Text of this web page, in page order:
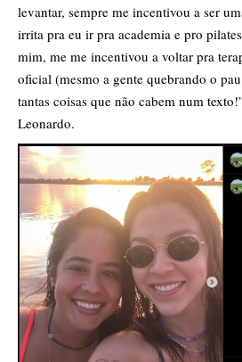
levantar, sempre me incentivou a ser
irrita pra eu ir pra academia e pro
mim, me me incentivou a voltar pra
oficial (mesmo a gente quebrando o
tantas coisas que não cabem num
Leonardo.